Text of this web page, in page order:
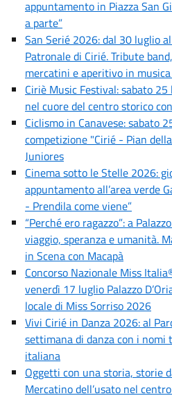
appuntamento in Piazza San
a parte”
San Serié 2026: dal 30 luglio
Patronale di Cirié. Tribute
mercatini e aperitivo in musica
Ciriè Music Festival: sabato
nel cuore del centro storico
Ciclismo in Canavese: sabato
competizione "Cirié - Pian
Juniores
Cinema sotto le Stelle 2026:
appuntamento all’area verde
- Prendila come viene”
“Perché ero ragazzo”: a
viaggio, speranza e umanità.
in Scena con Macapà
Concorso Nazionale Miss
venerdì 17 luglio Palazzo
locale di Miss Sorriso 2026
Vivi Cirié in Danza 2026: al
settimana di danza con i nomi
italiana
Oggetti con una storia, storie
Mercatino dell’usato nel